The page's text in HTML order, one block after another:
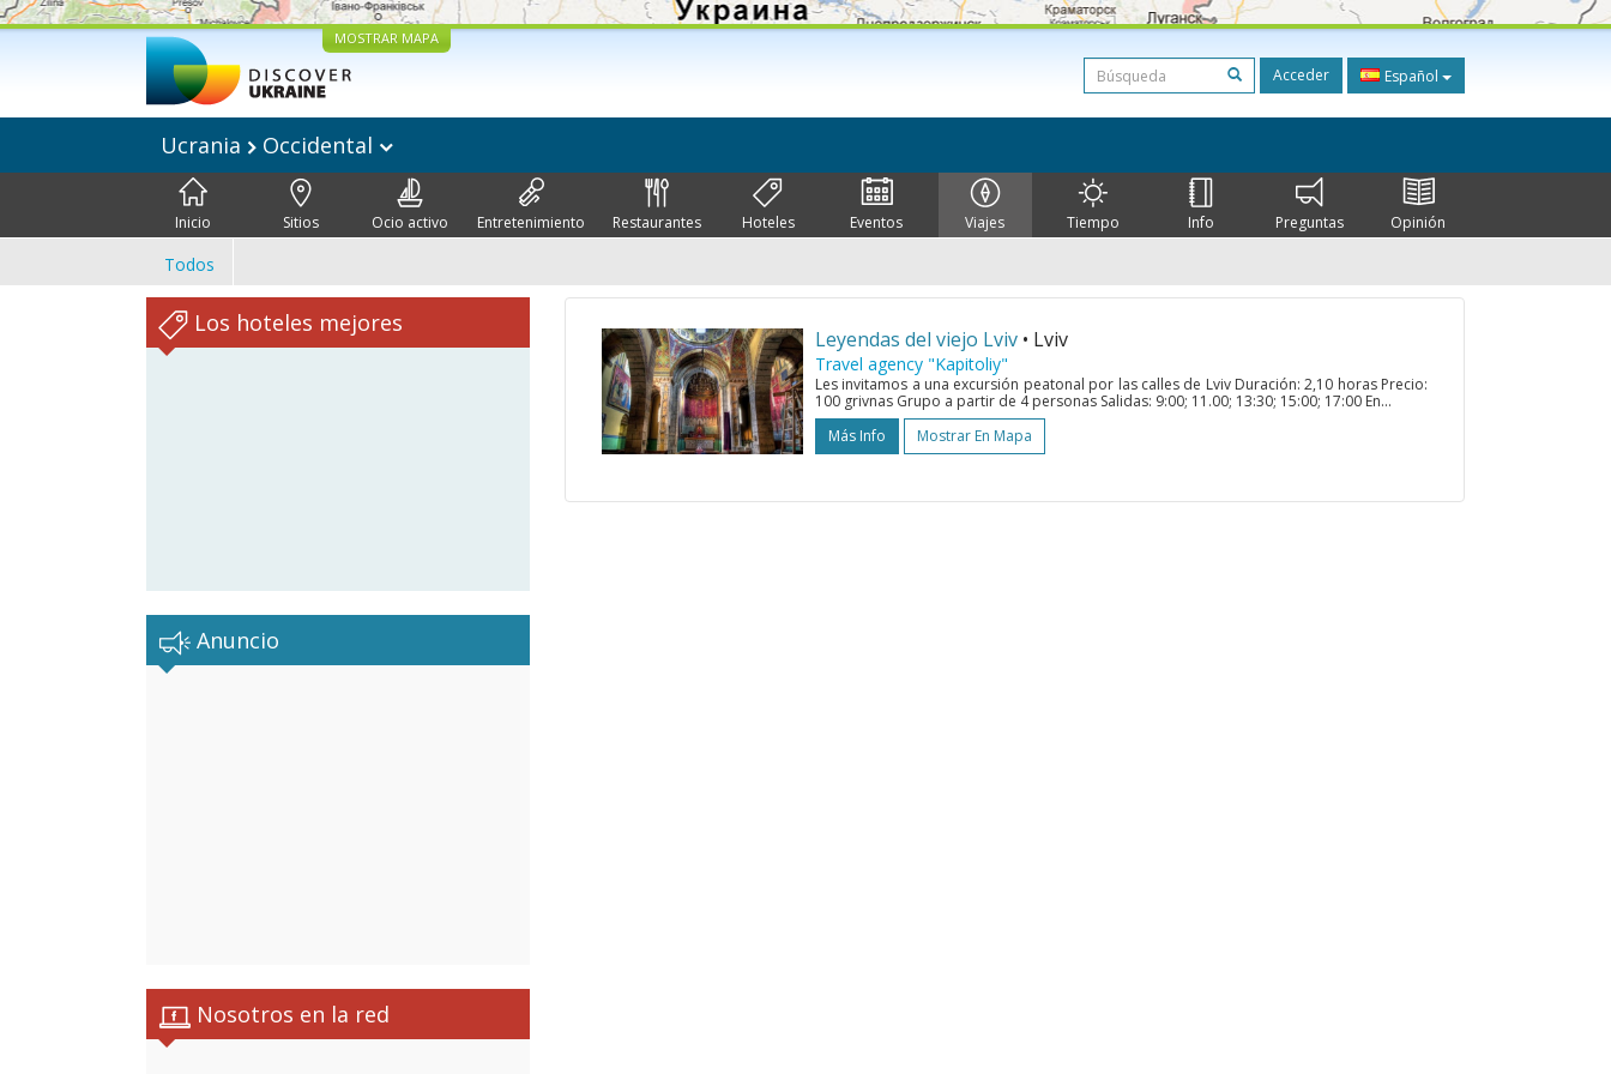
MOSTRAR MAPA
Acceder Español
Ucrania Occidental
Inicio Sitios Ocio activo Entretenimiento Restaurantes Hoteles Eventos Viajes Tiempo Info Preguntas Opinión
Todos
Los hoteles mejores
Anuncio
Nosotros en la red
Leyendas del viejo Lviv • Lviv
Travel agency "Kapitoliy"
Les invitamos a una excursión peatonal por las calles de Lviv Duración: 2,10 horas Precio:
100 grivnas Grupo a partir de 4 personas Salidas: 9:00; 11.00; 13:30; 15:00; 17:00 En...
Más Info
Mostrar En Mapa